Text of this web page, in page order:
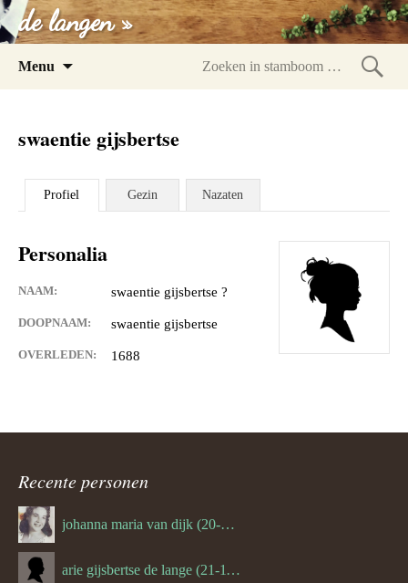
de langen »
Menu
swaentie gijsbertse
Profiel Gezin Nazaten
Personalia
NAAM: swaentie gijsbertse ?
DOOPNAAM: swaentie gijsbertse
OVERLEDEN: 1688
Recente personen
johanna maria van dijk (20-07-1939)
arie gijsbertse de lange (21-11-1675)